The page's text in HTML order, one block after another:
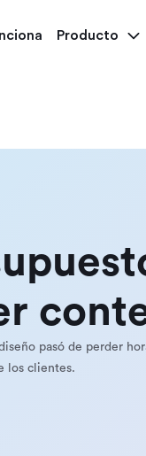
Producto
pasó de perder
los clientes.